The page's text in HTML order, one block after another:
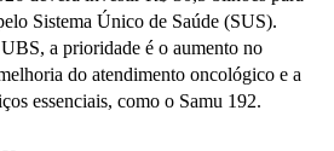
Sistema Único de Saúde (SUS).
a prioridade é o aumento no
do atendimento oncológico e a
essenciais, como o Samu 192.